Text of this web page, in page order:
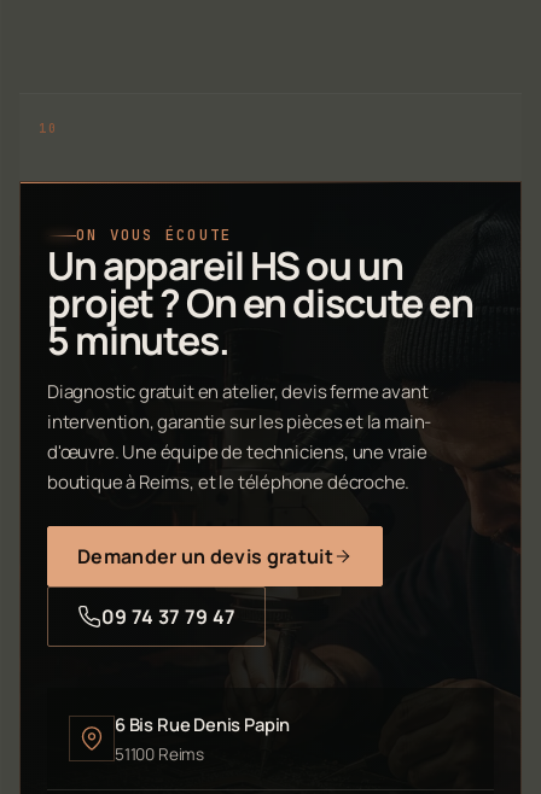
ON VOUS ÉCOUTE
Un appareil HS ou un
projet ? On en discute en
5 minutes.
Diagnostic gratuit en atelier, devis ferme avant
intervention, garantie sur les pièces et la main-
d'œuvre. Une équipe de techniciens, une vraie
boutique à Reims, et le téléphone décroche.
Demander un devis gratuit
09 74 37 79 47
6 Bis Rue Denis Papin
51100 Reims